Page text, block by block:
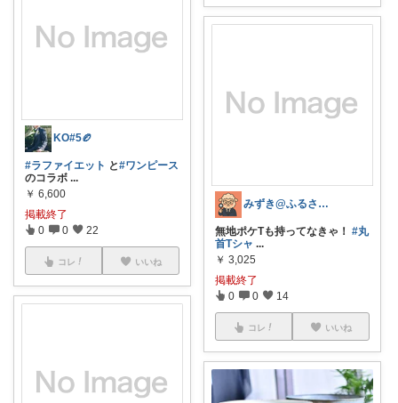
KO#5🏉
#ラファイエット と#ワンピース
のコラボ ...
￥ 6,600
掲載終了
0 0 22
コレ いいね
みずき@ふるさと納税コスパ監査官
無地ポケTも持ってなきゃ！ #丸
首Tシャ ...
￥ 3,025
掲載終了
0 0 14
コレ いいね